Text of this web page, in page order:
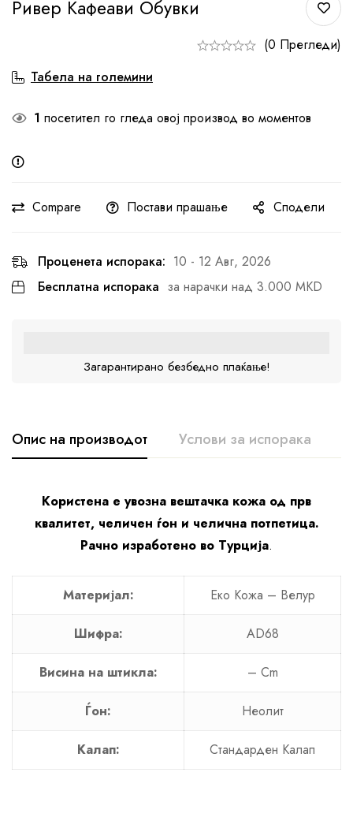
Ривер Кафеави Обувки
(0 Прегледи)
Табела на големини
1 посетител го гледа овој производ во моментов
Compare Постави прашање Сподели
Проценета испорака: 10 - 12 Авг, 2026
Бесплатна испорака за нарачки над 3.000 MKD
Загарантирано безбедно плаќање!
Опис на производот Услови за испорака
Користена е увозна вештачка кожа од прв
квалитет, челичен ѓон и челична потпетица.
Рачно изработено во Турција.
Материјал: Еко Кожa – Велур
Шифра: AD68
Висина на штикла: – Cm
Ѓон: Неолит
Калап: Стандарден Калап